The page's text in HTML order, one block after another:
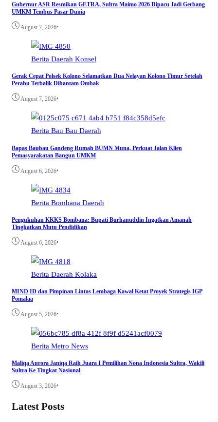
Gubernur ASR Resmikan GETRA, Sultra Maimo 2026 Dipacu Jadi Gerbang
UMKM Tembus Pasar Dunia
August 7, 2026•
Berita Daerah Konsel
Gerak Cepat Polsek Kolono Selamatkan Dua Nelayan Kolono Timur Setelah
Perahu Terbalik Dihantam Ombak
August 7, 2026•
Berita Bau Bau Daerah
Bapas Baubau Gandeng Rumah BUMN Muna, Perkuat Jalan Klien
Pemasyarakatan Bangun UMKM
August 6, 2026•
Berita Bombana Daerah
Pengukuhan KKKS Bombana: Bupati Burhanuddin Ingatkan Amanah
Tingkatkan Mutu Pendidikan
August 6, 2026•
Berita Daerah Kolaka
MIND ID dan Pimpinan Lintas Lembaga Kawal Ketat Proyek Strategis IGP
Pomalaa
August 5, 2026•
Berita Metro News
Maliqa Aurora Janiqa Raih Juara I Pemilihan Nona Indonesia Sultra, Wakili
Sultra Ke Tingkat Nasional
August 3, 2026•
Latest Posts